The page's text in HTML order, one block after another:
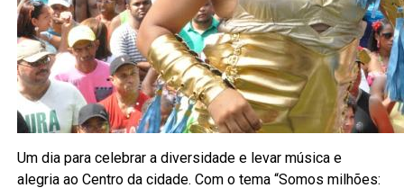
Um dia para celebrar a diversidade e levar música e
alegria ao Centro da cidade. Com o tema “Somos milhões: